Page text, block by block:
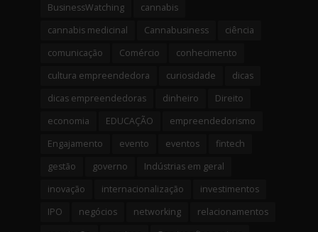
BusinessWatching
cannabis
cannabis medicinal
Cannabusiness
ciência
comunicação
Comércio
conhecimento
cultura empreendedora
curiosidade
dicas
dicas empreendedoras
dinheiro
Direito
economia
EDUCAÇÃO
empreendedorismo
Engajamento
evento eventos
fintech
gestão
governo
Indústrias em geral
inovação
internacionalização
investimentos
IPO
negócios networking
relacionamentos